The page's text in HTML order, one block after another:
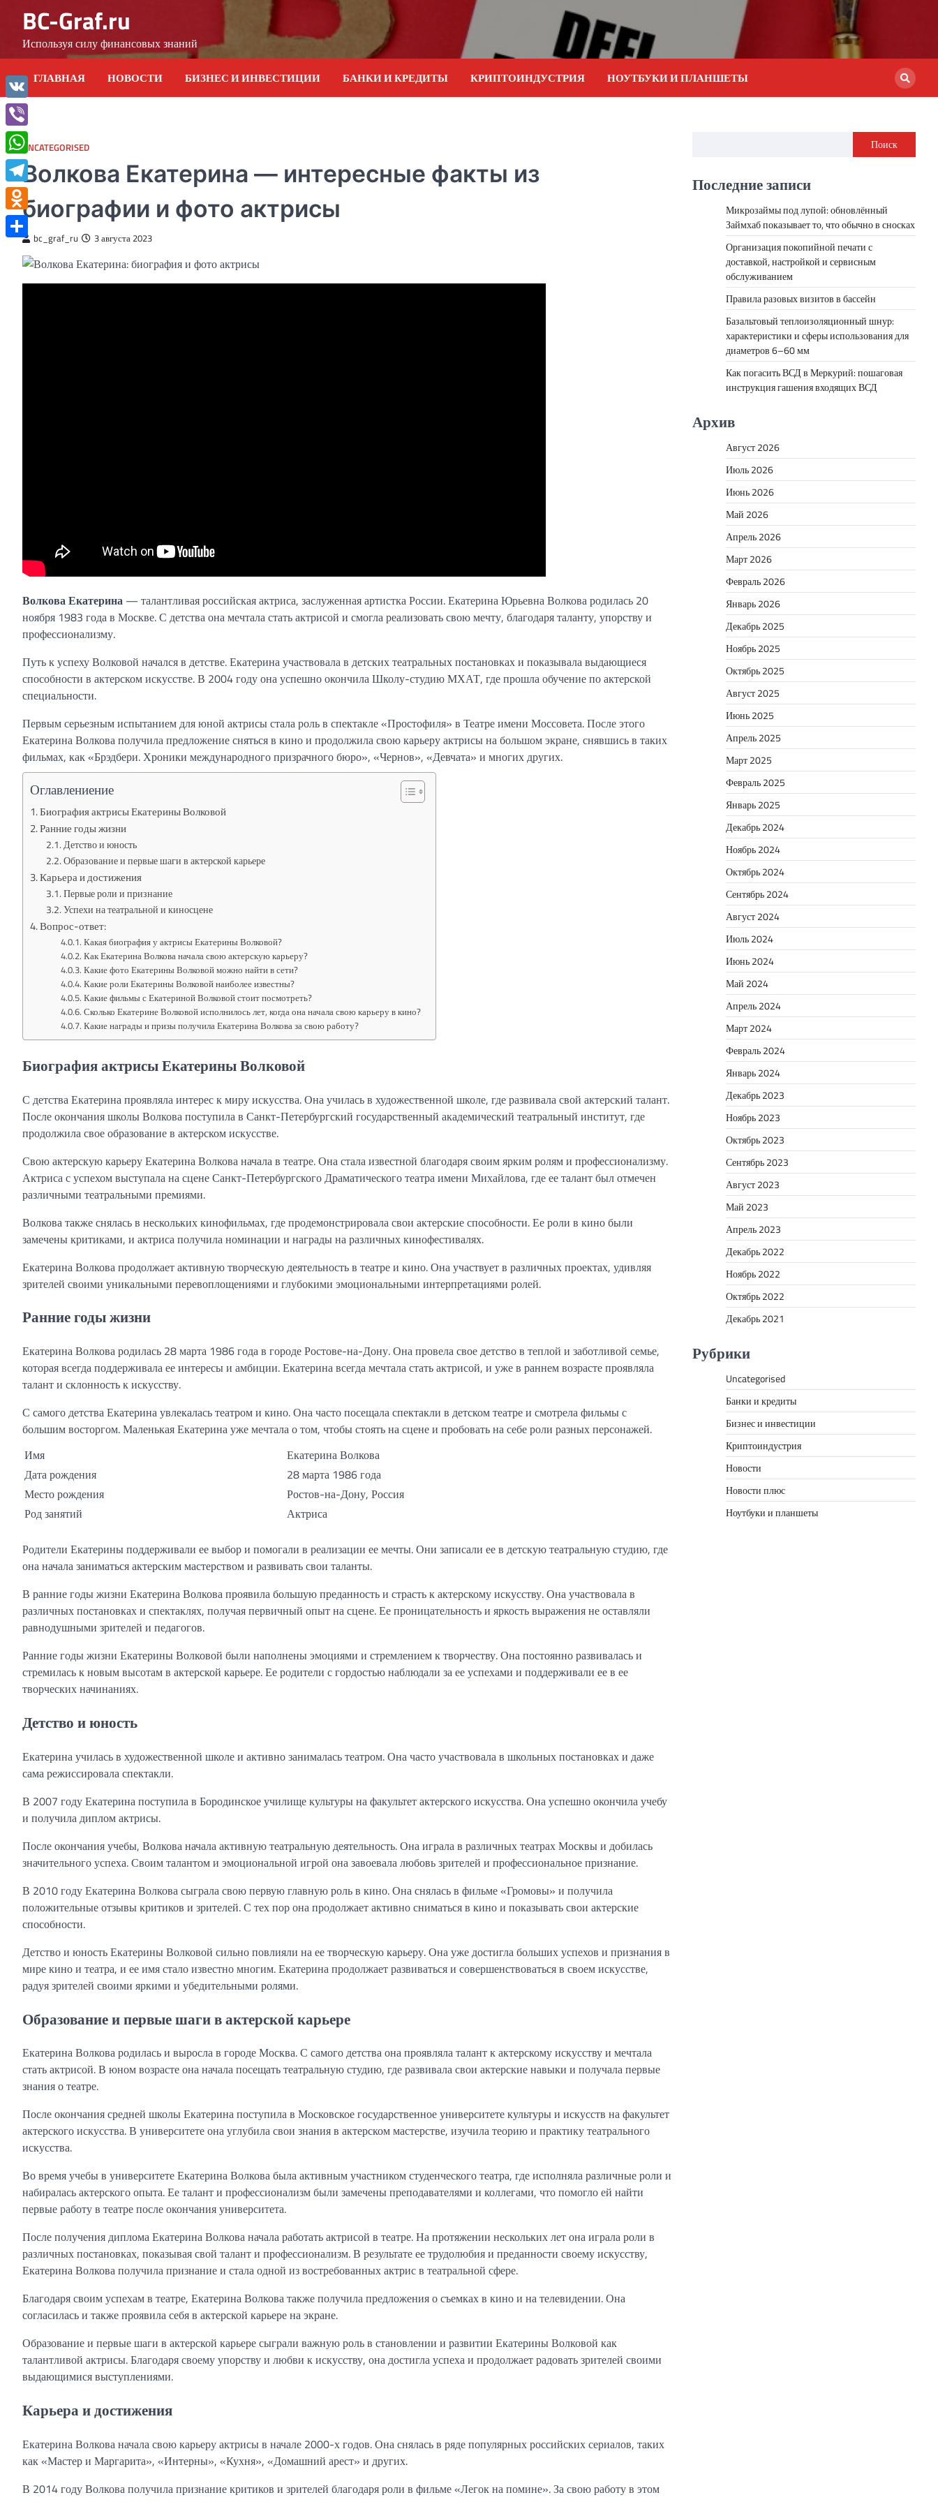
content
BC-Graf.ru
Используя силу финансовых знаний
ГЛАВНАЯ НОВОСТИ БИЗНЕС И ИНВЕСТИЦИИ БАНКИ И КРЕДИТЫ КРИПТОИНДУСТРИЯ НОУТБУКИ И ПЛАНШЕТЫ
UNCATEGORISED
Волкова Екатерина — интересные факты из
биографии и фото актрисы
bc_graf_ru 3 августа 2023
Волкова Екатерина — талантливая российская актриса, заслуженная артистка России. Екатерина Юрьевна Волкова родилась 20
ноября 1983 года в Москве. С детства она мечтала стать актрисой и смогла реализовать свою мечту, благодаря таланту, упорству и
профессионализму.
Путь к успеху Волковой начался в детстве. Екатерина участвовала в детских театральных постановках и показывала выдающиеся
способности в актерском искусстве. В 2004 году она успешно окончила Школу-студию МХАТ, где прошла обучение по актерской
специальности.
Первым серьезным испытанием для юной актрисы стала роль в спектакле «Простофиля» в Театре имени Моссовета. После этого
Екатерина Волкова получила предложение сняться в кино и продолжила свою карьеру актрисы на большом экране, снявшись в таких
фильмах, как «Брэдбери. Хроники международного призрачного бюро», «Чернов», «Девчата» и многих других.
Оглавлениение
Биография актрисы Екатерины Волковой
Ранние годы жизни
Детство и юность
Образование и первые шаги в актерской карьере
Карьера и достижения
Первые роли и признание
Успехи на театральной и киносцене
Вопрос-ответ:
Какая биография у актрисы Екатерины Волковой?
Как Екатерина Волкова начала свою актерскую карьеру?
Какие фото Екатерины Волковой можно найти в сети?
Какие роли Екатерины Волковой наиболее известны?
Какие фильмы с Екатериной Волковой стоит посмотреть?
Сколько Екатерине Волковой исполнилось лет, когда она начала свою карьеру в кино?
Какие награды и призы получила Екатерина Волкова за свою работу?
Биография актрисы Екатерины Волковой
С детства Екатерина проявляла интерес к миру искусства. Она училась в художественной школе, где развивала свой актерский талант.
После окончания школы Волкова поступила в Санкт-Петербургский государственный академический театральный институт, где
продолжила свое образование в актерском искусстве.
Свою актерскую карьеру Екатерина Волкова начала в театре. Она стала известной благодаря своим ярким ролям и профессионализму.
Актриса с успехом выступала на сцене Санкт-Петербургского Драматического театра имени Михайлова, где ее талант был отмечен
различными театральными премиями.
Волкова также снялась в нескольких кинофильмах, где продемонстрировала свои актерские способности. Ее роли в кино были
замечены критиками, и актриса получила номинации и награды на различных кинофестивалях.
Екатерина Волкова продолжает активную творческую деятельность в театре и кино. Она участвует в различных проектах, удивляя
зрителей своими уникальными перевоплощениями и глубокими эмоциональными интерпретациями ролей.
Ранние годы жизни
Екатерина Волкова родилась 28 марта 1986 года в городе Ростове-на-Дону. Она провела свое детство в теплой и заботливой семье,
которая всегда поддерживала ее интересы и амбиции. Екатерина всегда мечтала стать актрисой, и уже в раннем возрасте проявляла
талант и склонность к искусству.
С самого детства Екатерина увлекалась театром и кино. Она часто посещала спектакли в детском театре и смотрела фильмы с
большим восторгом. Маленькая Екатерина уже мечтала о том, чтобы стоять на сцене и пробовать на себе роли разных персонажей.
Имя
Екатерина Волкова
Дата рождения
28 марта 1986 года
Место рождения
Ростов-на-Дону, Россия
Род занятий
Актриса
Родители Екатерины поддерживали ее выбор и помогали в реализации ее мечты. Они записали ее в детскую театральную студию, где
она начала заниматься актерским мастерством и развивать свои таланты.
В ранние годы жизни Екатерина Волкова проявила большую преданность и страсть к актерскому искусству. Она участвовала в
различных постановках и спектаклях, получая первичный опыт на сцене. Ее проницательность и яркость выражения не оставляли
равнодушными зрителей и педагогов.
Ранние годы жизни Екатерины Волковой были наполнены эмоциями и стремлением к творчеству. Она постоянно развивалась и
стремилась к новым высотам в актерской карьере. Ее родители с гордостью наблюдали за ее успехами и поддерживали ее в ее
творческих начинаниях.
Детство и юность
Екатерина училась в художественной школе и активно занималась театром. Она часто участвовала в школьных постановках и даже
сама режиссировала спектакли.
В 2007 году Екатерина поступила в Бородинское училище культуры на факультет актерского искусства. Она успешно окончила учебу
и получила диплом актрисы.
После окончания учебы, Волкова начала активную театральную деятельность. Она играла в различных театрах Москвы и добилась
значительного успеха. Своим талантом и эмоциональной игрой она завоевала любовь зрителей и профессиональное признание.
В 2010 году Екатерина Волкова сыграла свою первую главную роль в кино. Она снялась в фильме «Громовы» и получила
положительные отзывы критиков и зрителей. С тех пор она продолжает активно сниматься в кино и показывать свои актерские
способности.
Детство и юность Екатерины Волковой сильно повлияли на ее творческую карьеру. Она уже достигла больших успехов и признания в
мире кино и театра, и ее имя стало известно многим. Екатерина продолжает развиваться и совершенствоваться в своем искусстве,
радуя зрителей своими яркими и убедительными ролями.
Образование и первые шаги в актерской карьере
Екатерина Волкова родилась и выросла в городе Москва. С самого детства она проявляла талант к актерскому искусству и мечтала
стать актрисой. В юном возрасте она начала посещать театральную студию, где развивала свои актерские навыки и получала первые
знания о театре.
После окончания средней школы Екатерина поступила в Московское государственное университете культуры и искусств на факультет
актерского искусства. В университете она углубила свои знания в актерском мастерстве, изучила теорию и практику театрального
искусства.
Во время учебы в университете Екатерина Волкова была активным участником студенческого театра, где исполняла различные роли и
набиралась актерского опыта. Ее талант и профессионализм были замечены преподавателями и коллегами, что помогло ей найти
первые работу в театре после окончания университета.
После получения диплома Екатерина Волкова начала работать актрисой в театре. На протяжении нескольких лет она играла роли в
различных постановках, показывая свой талант и профессионализм. В результате ее трудолюбия и преданности своему искусству,
Екатерина Волкова получила признание и стала одной из востребованных актрис в театральной сфере.
Благодаря своим успехам в театре, Екатерина Волкова также получила предложения о съемках в кино и на телевидении. Она
согласилась и также проявила себя в актерской карьере на экране.
Образование и первые шаги в актерской карьере сыграли важную роль в становлении и развитии Екатерины Волковой как
талантливой актрисы. Благодаря своему упорству и любви к искусству, она достигла успеха и продолжает радовать зрителей своими
выдающимися выступлениями.
Карьера и достижения
Екатерина Волкова начала свою карьеру актрисы в начале 2000-х годов. Она снялась в ряде популярных российских сериалов, таких
как «Мастер и Маргарита», «Интерны», «Кухня», «Домашний арест» и других.
В 2014 году Волкова получила признание критиков и зрителей благодаря роли в фильме «Легок на помине». За свою работу в этом
Поиск
Последние записи
Микрозаймы под лупой: обновлённый
Займхаб показывает то, что обычно в сносках
Организация покопийной печати с
доставкой, настройкой и сервисным
обслуживанием
Правила разовых визитов в бассейн
Базальтовый теплоизоляционный шнур:
характеристики и сферы использования для
диаметров 6–60 мм
Как погасить ВСД в Меркурий: пошаговая
инструкция гашения входящих ВСД
Архив
Август 2026
Июль 2026
Июнь 2026
Май 2026
Апрель 2026
Март 2026
Февраль 2026
Январь 2026
Декабрь 2025
Ноябрь 2025
Октябрь 2025
Август 2025
Июнь 2025
Апрель 2025
Март 2025
Февраль 2025
Январь 2025
Декабрь 2024
Ноябрь 2024
Октябрь 2024
Сентябрь 2024
Август 2024
Июль 2024
Июнь 2024
Май 2024
Апрель 2024
Март 2024
Февраль 2024
Январь 2024
Декабрь 2023
Ноябрь 2023
Октябрь 2023
Сентябрь 2023
Август 2023
Май 2023
Апрель 2023
Декабрь 2022
Ноябрь 2022
Октябрь 2022
Декабрь 2021
Рубрики
Uncategorised
Банки и кредиты
Бизнес и инвестиции
Криптоиндустрия
Новости
Новости плюс
Ноутбуки и планшеты
VK
Viber
WhatsApp
Telegram
Odnoklassniki
Отправить